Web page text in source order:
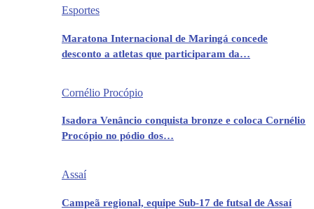
Esportes
Maratona Internacional de Maringá concede
desconto a atletas que participaram da…
Cornélio Procópio
Isadora Venâncio conquista bronze e coloca Cornélio
Procópio no pódio dos…
Assaí
Campeã regional, equipe Sub-17 de futsal de Assaí